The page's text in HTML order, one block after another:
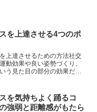
を上達させる4つのポ
上達させるための方法社交
動効果や良い姿勢づくり、
う見た目の部分の効果だけ
的なつながりや充実感を得
多いと思いま...
を気持ちよく踊るコ
強弱と距離感がもたら